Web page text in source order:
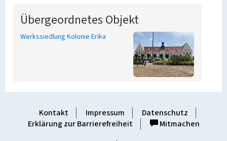
Übergeordnetes Objekt
Werkssiedlung Kolonie Erika
Kontakt Impressum
Datenschutz
Erklärung zur Barrierefreiheit
Mitmachen